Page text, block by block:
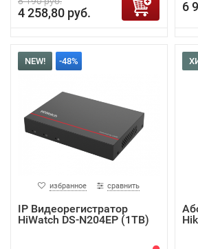
4 258,80 руб. 6
NEW! -48%
избранное сравнить
IP Видеорегистратор
HiWatch DS-N204EP (1TB)